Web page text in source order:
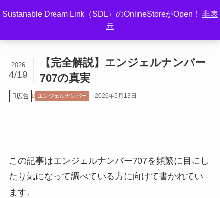
Sustanable Dream Link（SDL）のOnlineStoreがOpen！ 非表
示
【完全解説】エンジェルナンバー
707の真実
2026
4/19
広告 エンジェルナンバー 2026年5月13日
この記事はエンジェルナンバー707を頻繁に目にし
たり気になって調べている方に向けて書かれてい
ます。